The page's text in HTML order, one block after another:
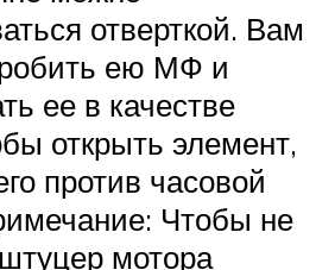
отверткой. Вам
ею МФ и
ее в качестве
открыть элемент,
против часовой
Чтобы не
мотора